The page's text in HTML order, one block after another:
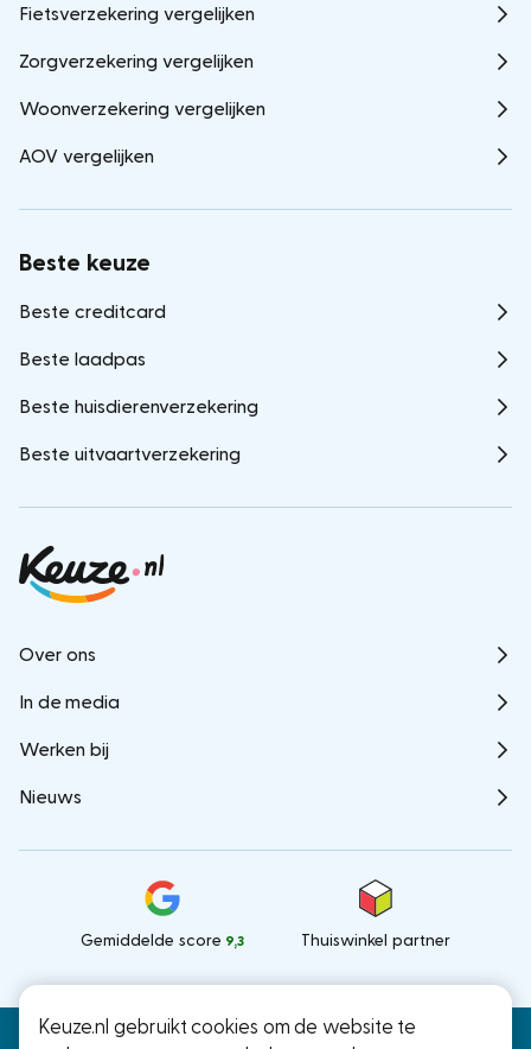
Keuze.nl gebruikt cookies om de website te
Over ons
In de media
Werken bij
Nieuws
Gemiddelde score 9,3 Thuiswinkel partner
Fietsverzekering vergelijken
Zorgverzekering vergelijken
Woonverzekering vergelijken
AOV vergelijken
Beste keuze
Beste creditcard
Beste laadpas
Beste huisdierenverzekering
Beste uitvaartverzekering